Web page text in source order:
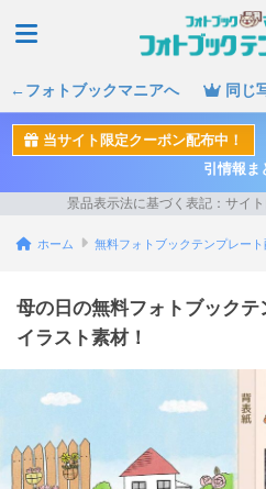
←フォトブックマニアへ 同じ
当サイト限定クーポン配布中！
引情報ま
ホーム 無料フォトブックテンプレー
母の日の無料フォトブック
イラスト素材！